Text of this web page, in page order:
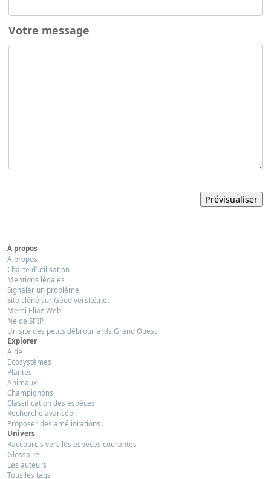
Votre message
À propos
A propos
Charte d’utilisation
Mentions légales
Signaler un problème
Site clôné sur Géodiversité.net
Merci Eliaz Web
Né de SPIP
Un site des petits débrouillards Grand Ouest
Explorer
Aide
Ecosystèmes
Plantes
Animaux
Champignons
Classification des espèces
Recherche avancée
Proposer des améliorations
Univers
Raccourcis vers les espèces courantes
Glossaire
Les auteurs
Tous les tags